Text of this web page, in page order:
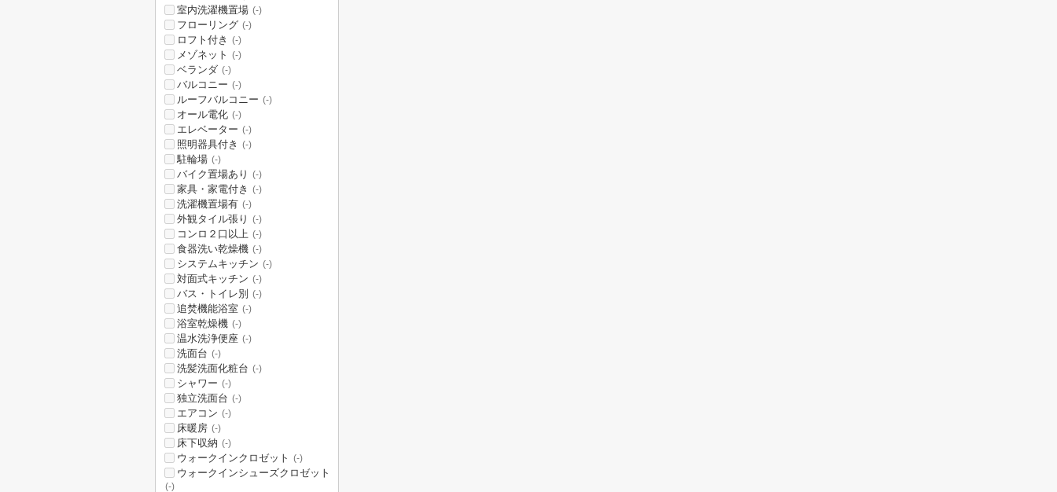
室内洗濯機置場 (-)
フローリング (-)
ロフト付き (-)
メゾネット (-)
ベランダ (-)
バルコニー (-)
ルーフバルコニー (-)
オール電化 (-)
エレベーター (-)
照明器具付き (-)
駐輪場 (-)
バイク置場あり (-)
家具・家電付き (-)
洗濯機置場有 (-)
外観タイル張り (-)
コンロ２口以上 (-)
食器洗い乾燥機 (-)
システムキッチン (-)
対面式キッチン (-)
バス・トイレ別 (-)
追焚機能浴室 (-)
浴室乾燥機 (-)
温水洗浄便座 (-)
洗面台 (-)
洗髪洗面化粧台 (-)
シャワー (-)
独立洗面台 (-)
エアコン (-)
床暖房 (-)
床下収納 (-)
ウォークインクロゼット (-)
ウォークインシューズクロゼット
(-)